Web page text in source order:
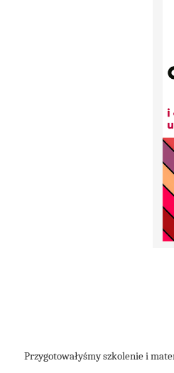
Przygotowałyśmy szkolenie i